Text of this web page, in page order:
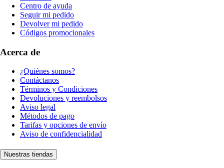
Centro de ayuda
Seguir mi pedido
Devolver mi pedido
Códigos promocionales
Acerca de
¿Quiénes somos?
Contáctanos
Términos y Condiciones
Devoluciones y reembolsos
Aviso legal
Métodos de pago
Tarifas y opciones de envío
Aviso de confidencialidad
Nuestras tiendas